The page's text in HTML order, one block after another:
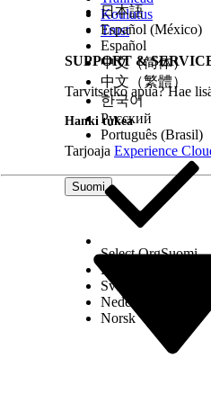
Koulutus
Trust
SUPPORT &
Tarvitsetko apua? Hae
Hanki tukea
Tarjoaja Experience
Suomi
日本語
Español (México)
Español
中文（简体）
中文（繁體）
한국어
Русский
Português (Brasil)
Select OrgSuomi
Dansk
Svenska
Nederlands
Norsk